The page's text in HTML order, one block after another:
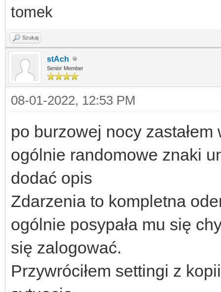
tomek
Szukaj
stAch
Senior Member
08-01-2022, 12:53 PM
po burzowej nocy
ogólnie randomowe znaki
dodać opis
Zdarzenia to kompletna
ogólnie posypała mu się
się zalogować.
Przywróciłem settingi z